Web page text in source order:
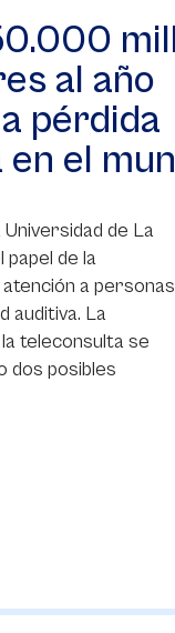
al año
pérdida
el
de La
papel de la
a personas
auditiva. La
teleconsulta se
dos posibles